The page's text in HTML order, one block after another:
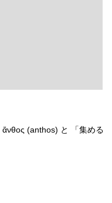
ἄνθος (anthos) と 「集める